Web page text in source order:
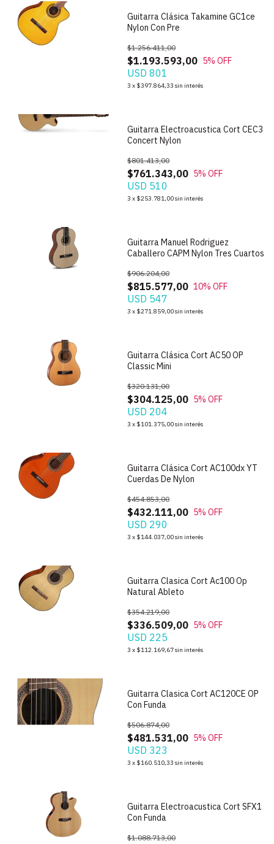
Guitarra Clásica Takamine GC1ce
Nylon Con Pre
$1.193.593,00
$1.256.411,00
5% OFF
USD 801
3 x $397.864,33 sin interés
Guitarra Electroacustica Cort CEC3
Concert Nylon
$761.343,00
$801.413,00
5% OFF
USD 510
3 x $253.781,00sin interés
Guitarra Manuel Rodriguez
Caballero CAPM Nylon Tres Cuartos
$815.577,00
$906.204,00
10% OFF
USD 547
3 x $271.859,00sin interés
Guitarra Clásica Cort AC50 OP
Classic Mini
$304.125,00
$320.131,00
5% OFF
USD 204
3 x $101.375,00sin interés
Guitarra Clásica Cort AC100dx YT
Cuerdas De Nylon
$432.111,00
$454.853,00
5% OFF
USD 290
3 x $144.037,00sin interés
Guitarra Clasica Cort Ac100 Op
Natural Ableto
$336.509,00
$354.219,00
5% OFF
USD 225
3 x $112.169,67sin interés
Guitarra Clasica Cort AC120CE OP
Con Funda
$481.531,00
$506.874,00
5% OFF
USD 323
3 x $160.510,33 sin interés
Guitarra Electroacustica Cort SFX1
Con Funda
$1.088.713,00